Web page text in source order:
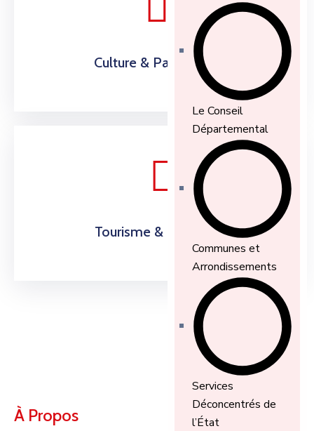
Le Conseil
Départemental
Communes et
Arrondissements
Services
Déconcentrés de
l’État
Culture & Patrimoine
Tourisme & Écotours
À Propos